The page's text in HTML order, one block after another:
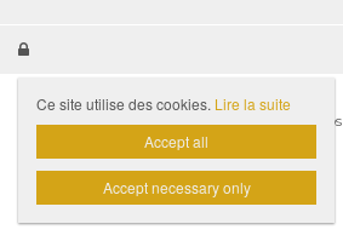

Website door Livalos
Ce site utilise des cookies. Lire la suite
Accept all
Accept necessary only